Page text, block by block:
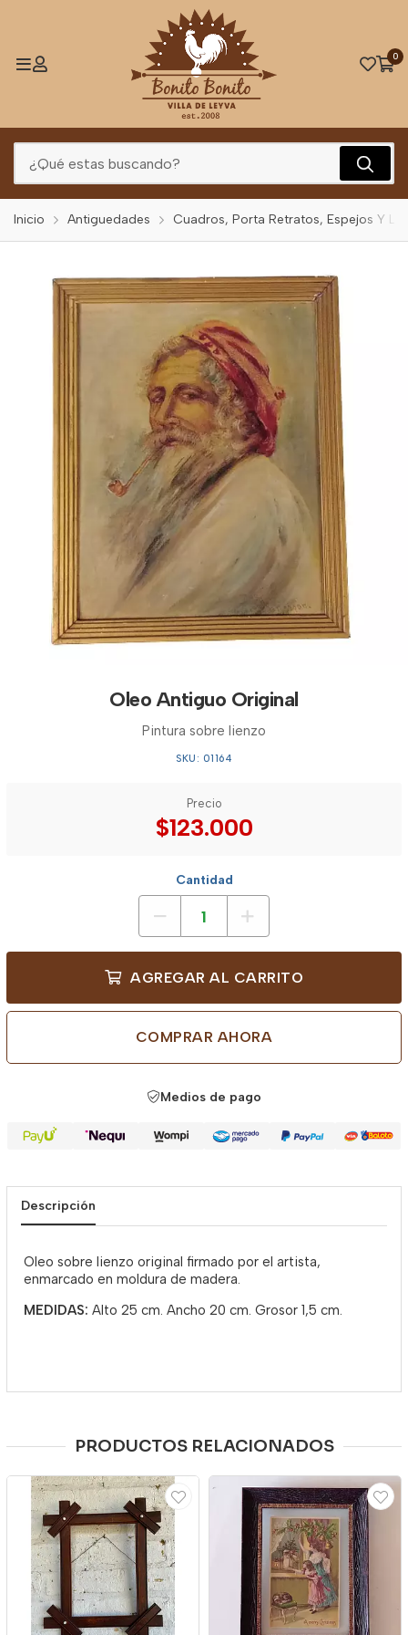
0
Inicio Antiguedades Cuadros, Porta Retratos, Espejos Y
Oleo Antiguo Original
Pintura sobre lienzo
SKU: 01164
Precio
$123.000
Cantidad
AGREGAR AL CARRITO
COMPRAR AHORA
Medios de pago
Descripción
Oleo sobre lienzo original firmado por el artista,
enmarcado en moldura de madera.
MEDIDAS: Alto 25 cm. Ancho 20 cm. Grosor 1,5 cm.
PRODUCTOS RELACIONADOS